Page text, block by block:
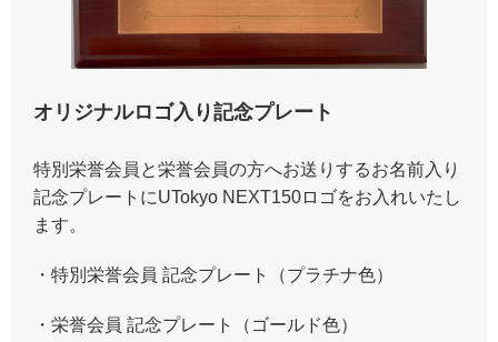
オリジナルロゴ入り記念プレート
特別栄誉会員と栄誉会員の方へお送りするお名前入り
記念プレートにUTokyo NEXT150ロゴをお入れいたし
ます。
・特別栄誉会員 記念プレート（プラチナ色）
・栄誉会員 記念プレート（ゴールド色）